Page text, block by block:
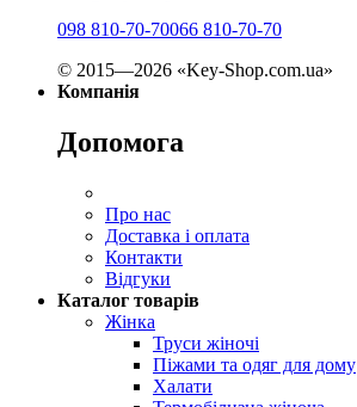
098 810-70-70066 810-70-70
© 2015—2026 «Key-Shop.com.ua»
Компанія
Допомога
Про нас
Доставка і оплата
Контакти
Відгуки
Каталог товарів
Жінка
Труси жіночі
Піжами та одяг для дому
Халати